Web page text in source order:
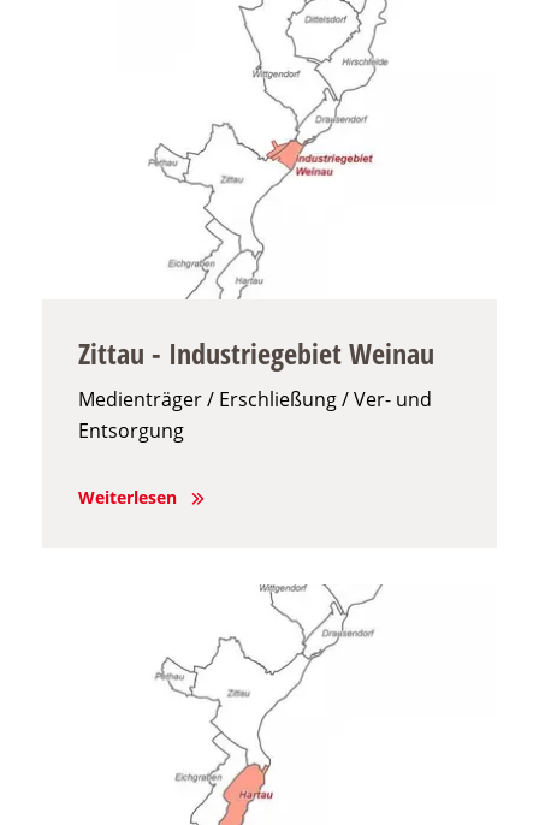
Zittau - Industriegebiet Weinau
Medienträger / Erschließung / Ver- und
Entsorgung
Weiterlesen